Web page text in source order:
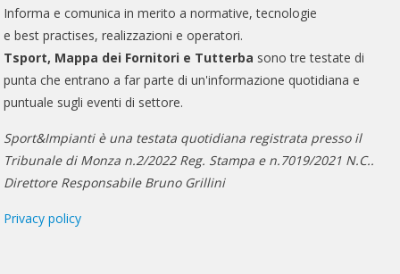
Informa e comunica in merito a normative, tecnologie
e best practises, realizzazioni e operatori.
Tsport, Mappa dei Fornitori e Tutterba sono tre testate di
punta che entrano a far parte di un'informazione quotidiana e
puntuale sugli eventi di settore.
Sport&Impianti è una testata quotidiana registrata presso il
Tribunale di Monza n.2/2022 Reg. Stampa e n.7019/2021 N.C..
Direttore Responsabile Bruno Grillini
Privacy policy